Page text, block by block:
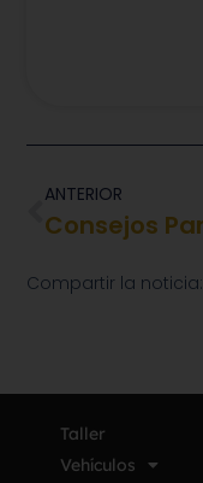
ANTERIOR
Compartir la noticia:
Taller
Vehículos